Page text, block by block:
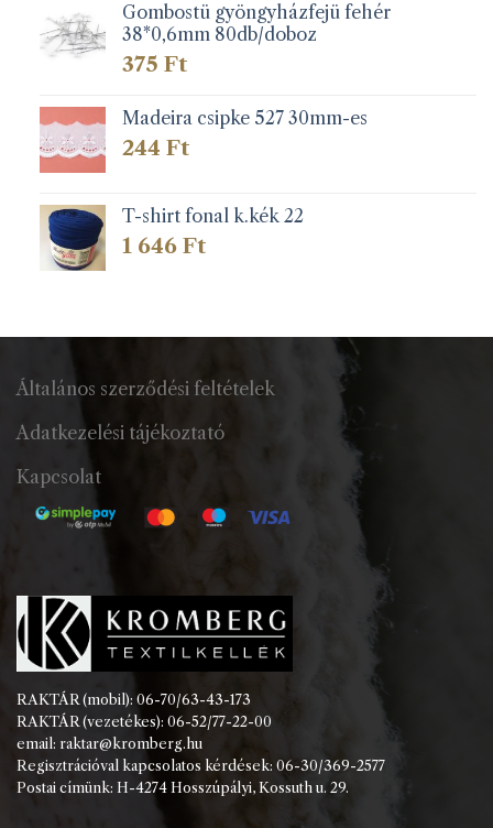
Gombostü gyöngyházfejü fehér
38*0,6mm 80db/doboz
375 Ft
Madeira csipke 527 30mm-es
244 Ft
T-shirt fonal k.kék 22
1 646 Ft
Általános szerződési feltételek
Adatkezelési tájékoztató
Kapcsolat
RAKTÁR (mobil): 06-70/63-43-173
RAKTÁR (vezetékes): 06-52/77-22-00
email: raktar@kromberg.hu
Regisztrációval kapcsolatos kérdések: 06-30/369-2577
Postai címünk: H-4274 Hosszúpályi, Kossuth u. 29.